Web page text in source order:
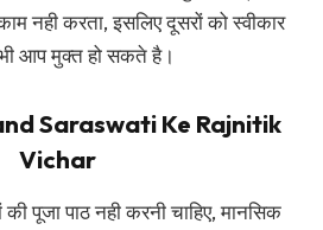
नही करता, इसलिए दूसरों को स्वीकार
आप मुक्त हो सकते है।
Saraswati Ke Rajnitik
Vichar
की पूजा पाठ नही करनी चाहिए, मानसिक